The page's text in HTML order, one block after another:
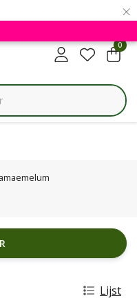
×
0
Lijst